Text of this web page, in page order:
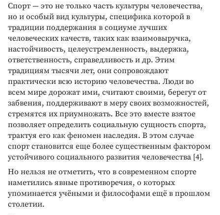
Спорт — это не только часть культуры человечества,
но и особый вид культуры, специфика которой в
традиции поддержания в социуме лучших
человеческих качеств, таких как взаимовыручка,
настойчивость, целеустремленность, выдержка,
ответственность, справедливость и др. Этим
традициям тысячи лет, они сопровождают
практически всю историю человечества. Люди во
всем мире дорожат ими, считают своими, берегут от
забвения, поддерживают в меру своих возможностей,
стремятся их приумножать. Все это вместе взятое
позволяет определить социальную сущность спорта,
трактуя его как феномен наследия. В этом случае
спорт становится еще более существенным фактором
устойчивого социального развития человечества [4].
Но нельзя не отметить, что в современном спорте
наметились явные противоречия, о которых
упоминается учёными и философами ещё в прошлом
столетии.